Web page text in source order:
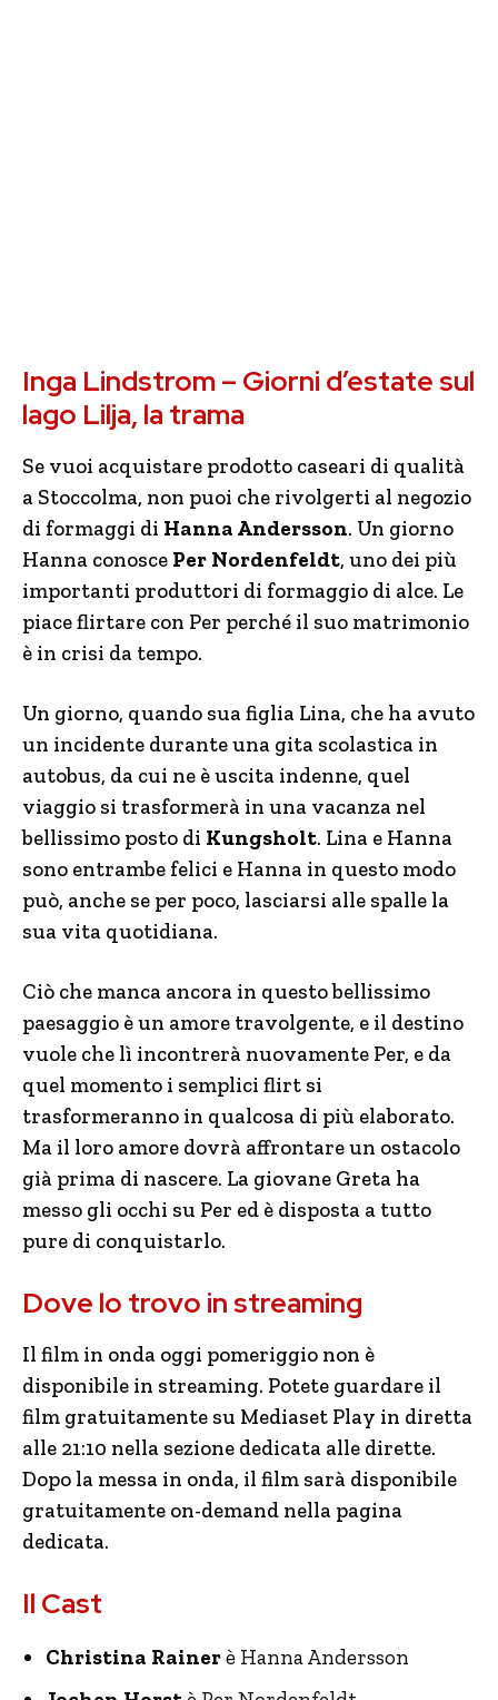
Inga Lindstrom – Giorni d’estate sul
lago Lilja, la trama
Se vuoi acquistare prodotto caseari di qualità
a Stoccolma, non puoi che rivolgerti al negozio
di formaggi di Hanna Andersson. Un giorno
Hanna conosce Per Nordenfeldt, uno dei più
importanti produttori di formaggio di alce. Le
piace flirtare con Per perché il suo matrimonio
è in crisi da tempo.
Un giorno, quando sua figlia Lina, che ha avuto
un incidente durante una gita scolastica in
autobus, da cui ne è uscita indenne, quel
viaggio si trasformerà in una vacanza nel
bellissimo posto di Kungsholt. Lina e Hanna
sono entrambe felici e Hanna in questo modo
può, anche se per poco, lasciarsi alle spalle la
sua vita quotidiana.
Ciò che manca ancora in questo bellissimo
paesaggio è un amore travolgente, e il destino
vuole che lì incontrerà nuovamente Per, e da
quel momento i semplici flirt si
trasformeranno in qualcosa di più elaborato.
Ma il loro amore dovrà affrontare un ostacolo
già prima di nascere. La giovane Greta ha
messo gli occhi su Per ed è disposta a tutto
pure di conquistarlo.
Dove lo trovo in streaming
Il film in onda oggi pomeriggio non è
disponibile in streaming. Potete guardare il
film gratuitamente su Mediaset Play in diretta
alle 21:10 nella sezione dedicata alle dirette.
Dopo la messa in onda, il film sarà disponibile
gratuitamente on-demand nella pagina
dedicata.
Il Cast
Christina Rainerè Hanna Andersson